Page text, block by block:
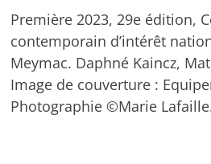
Première 2023, 29e édition,
contemporain d’intérêt
Meymac. Daphné Kaincz,
Image de couverture :
Photographie ©Marie